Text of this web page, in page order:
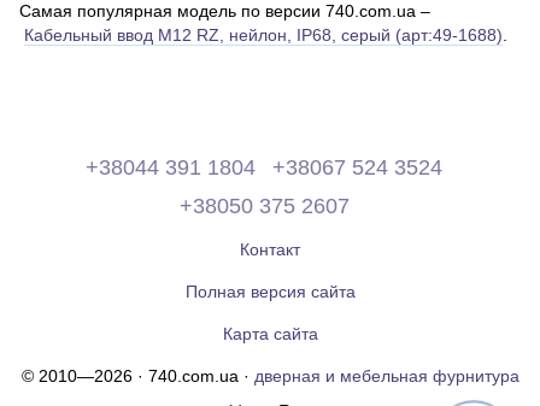
Самая популярная модель по версии 740.com.ua –
Кабельный ввод М12 RZ, нейлон, IP68, серый (арт:49-1688)
+38044 391 1804
+38067 524 3524
+38050 375 2607
Контакт
Полная версия сайта
Карта сайта
© 2010—2026 · 740.com.ua · дверная и мебельная фурнитура